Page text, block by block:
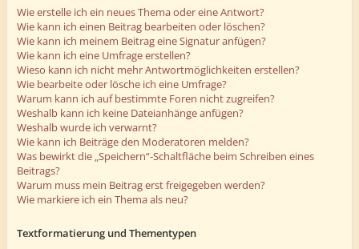
Wie erstelle ich ein neues Thema oder eine Antwort?
Wie kann ich einen Beitrag bearbeiten oder löschen?
Wie kann ich meinem Beitrag eine Signatur anfügen?
Wie kann ich eine Umfrage erstellen?
Wieso kann ich nicht mehr Antwortmöglichkeiten erstellen?
Wie bearbeite oder lösche ich eine Umfrage?
Warum kann ich auf bestimmte Foren nicht zugreifen?
Weshalb kann ich keine Dateianhänge anfügen?
Weshalb wurde ich verwarnt?
Wie kann ich Beiträge den Moderatoren melden?
Was bewirkt die „Speichern“-Schaltfläche beim Schreiben eines
Beitrags?
Warum muss mein Beitrag erst freigegeben werden?
Wie markiere ich ein Thema als neu?
Textformatierung und Thementypen